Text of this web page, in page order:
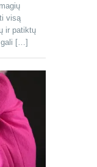
visą
ir patiktų
gali […]